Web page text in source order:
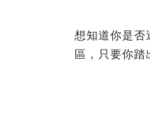
想知道你是否
區，只要你踏